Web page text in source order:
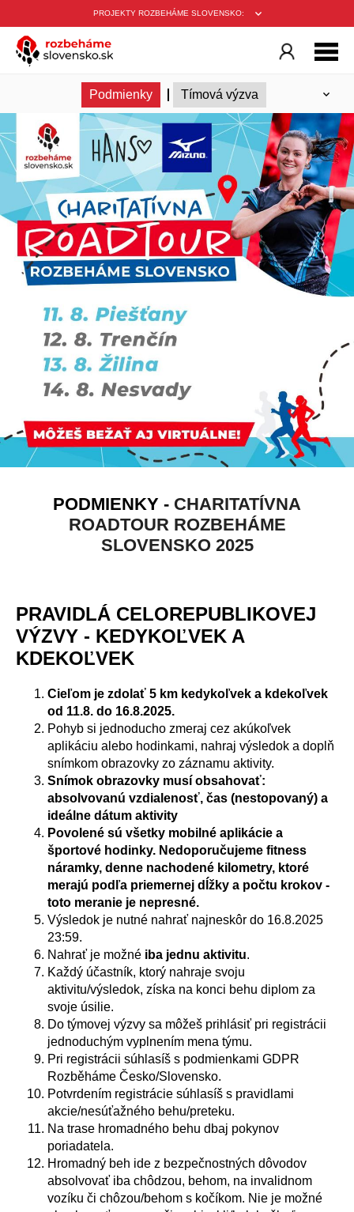
PROJEKTY ROZBEHÁME SLOVENSKO:
Informácie Registrácia
Nahraj aktivitu Zoznam prihlásených
Podmienky Tímová výzva
PODMIENKY - CHARITATÍVNA
ROADTOUR ROZBEHÁME
SLOVENSKO 2025
PRAVIDLÁ CELOREPUBLIKOVEJ
VÝZVY - KEDYKOĽVEK A
KDEKOĽVEK
Cieľom je zdolať 5 km kedykoľvek a kdekoľvek
od 11.8. do 16.8.2025.
Pohyb si jednoducho zmeraj cez akúkoľvek
aplikáciu alebo hodinkami, nahraj výsledok a doplň
snímkom obrazovky zo záznamu aktivity.
Snímok obrazovky musí obsahovať:
absolvovanú vzdialenosť, čas (nestopovaný) a
ideálne dátum aktivity
Povolené sú všetky mobilné aplikácie a
športové hodinky. Nedoporučujeme fitness
náramky, denne nachodené kilometry, ktoré
merajú podľa priemernej dĺžky a počtu krokov -
toto meranie je nepresné.
Výsledok je nutné nahrať najneskôr do 16.8.2025
23:59.
Nahrať je možné iba jednu aktivitu.
Každý účastník, ktorý nahraje svoju
aktivitu/výsledok, získa na konci behu diplom za
svoje úsilie.
Do týmovej výzvy sa môžeš prihlásiť pri registrácii
jednoduchým vyplnením mena týmu.
Pri registrácii súhlasíš s podmienkami GDPR
Rozběháme Česko/Slovensko.
Potvrdením registrácie súhlasíš s pravidlami
akcie/nesúťažného behu/preteku.
Na trase hromadného behu dbaj pokynov
poriadatela.
Hromadný beh ide z bezpečnostných dôvodov
absolvovať iba chôdzou, behom, na invalidnom
vozíku či chôzou/behom s kočíkom. Nie je možné